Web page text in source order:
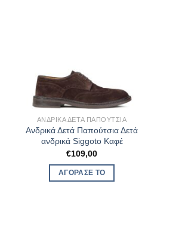
ΑΝΔΡΙΚΆ ΔΕΤΆ ΠΑΠΟΎΤΣΙΑ
Ανδρικά Δετά Παπούτσια Δετά
ανδρικά Siggoto Καφέ
€109,00
ΑΓΌΡΑΣΈ ΤΟ